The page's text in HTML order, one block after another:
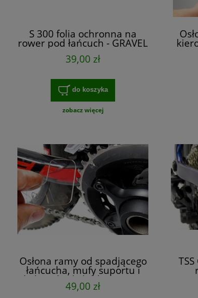
S 300 folia ochronna na
rower pod łańcuch - GRAVEL
/ SZOSA
39,00 zł
do koszyka
zobacz więcej
Osłona ramy od spadjącego
łańcucha, mufy suportu i
okolic zebatki korby - zestaw
49,00 zł